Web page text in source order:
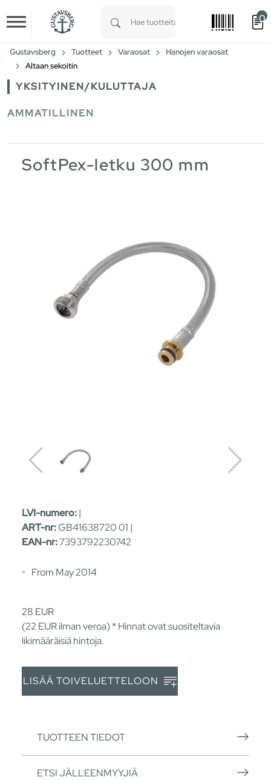
Skip to main content
0
Gustavsberg Tuotteet Varaosat
Hanojen varaosat
Altaan sekoitin
YKSITYINEN/KULUTTAJA
AMMATILLINEN
SoftPex-letku 300 mm
LVI-numero:|
ART-nr:GB41638720 01 |
EAN-nr:7393792230742
From May 2014
28 EUR
(22 EURilman veroa) * Hinnat ovat suositeltavia
likimääräisiä hintoja.
LISÄÄ TOIVELUETTELOON
TUOTTEEN TIEDOT
ETSI JÄLLEENMYYJIÄ